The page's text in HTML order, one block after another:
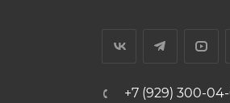
+7 (929) 300-